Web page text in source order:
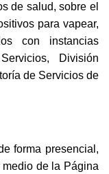
de salud, sobre el
para vapear,
con instancias
División
de Servicios de
forma presencial,
medio de la Página